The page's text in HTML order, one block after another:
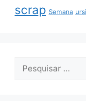
scrap Semana
Pesquisar